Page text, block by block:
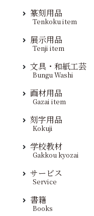
篆刻用品
Tenkoku item
展示用品
Tenji item
文具・和紙工芸
Bungu Washi
画材用品
Gazai item
刻字用品
Kokuji
学校教材
Gakkou kyozai
サービス
Service
書籍
Books